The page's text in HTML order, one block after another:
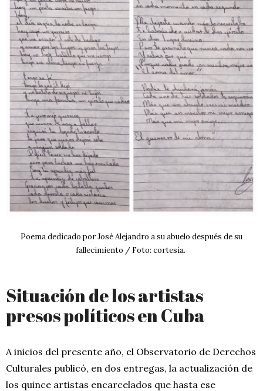
Poema dedicado por José Alejandro a su abuelo después de su
fallecimiento / Foto: cortesía.
Situación de los artistas
presos políticos en Cuba
A inicios del presente año, el Observatorio de Derechos
Culturales publicó, en dos entregas, la actualización de
los quince artistas encarcelados que hasta ese